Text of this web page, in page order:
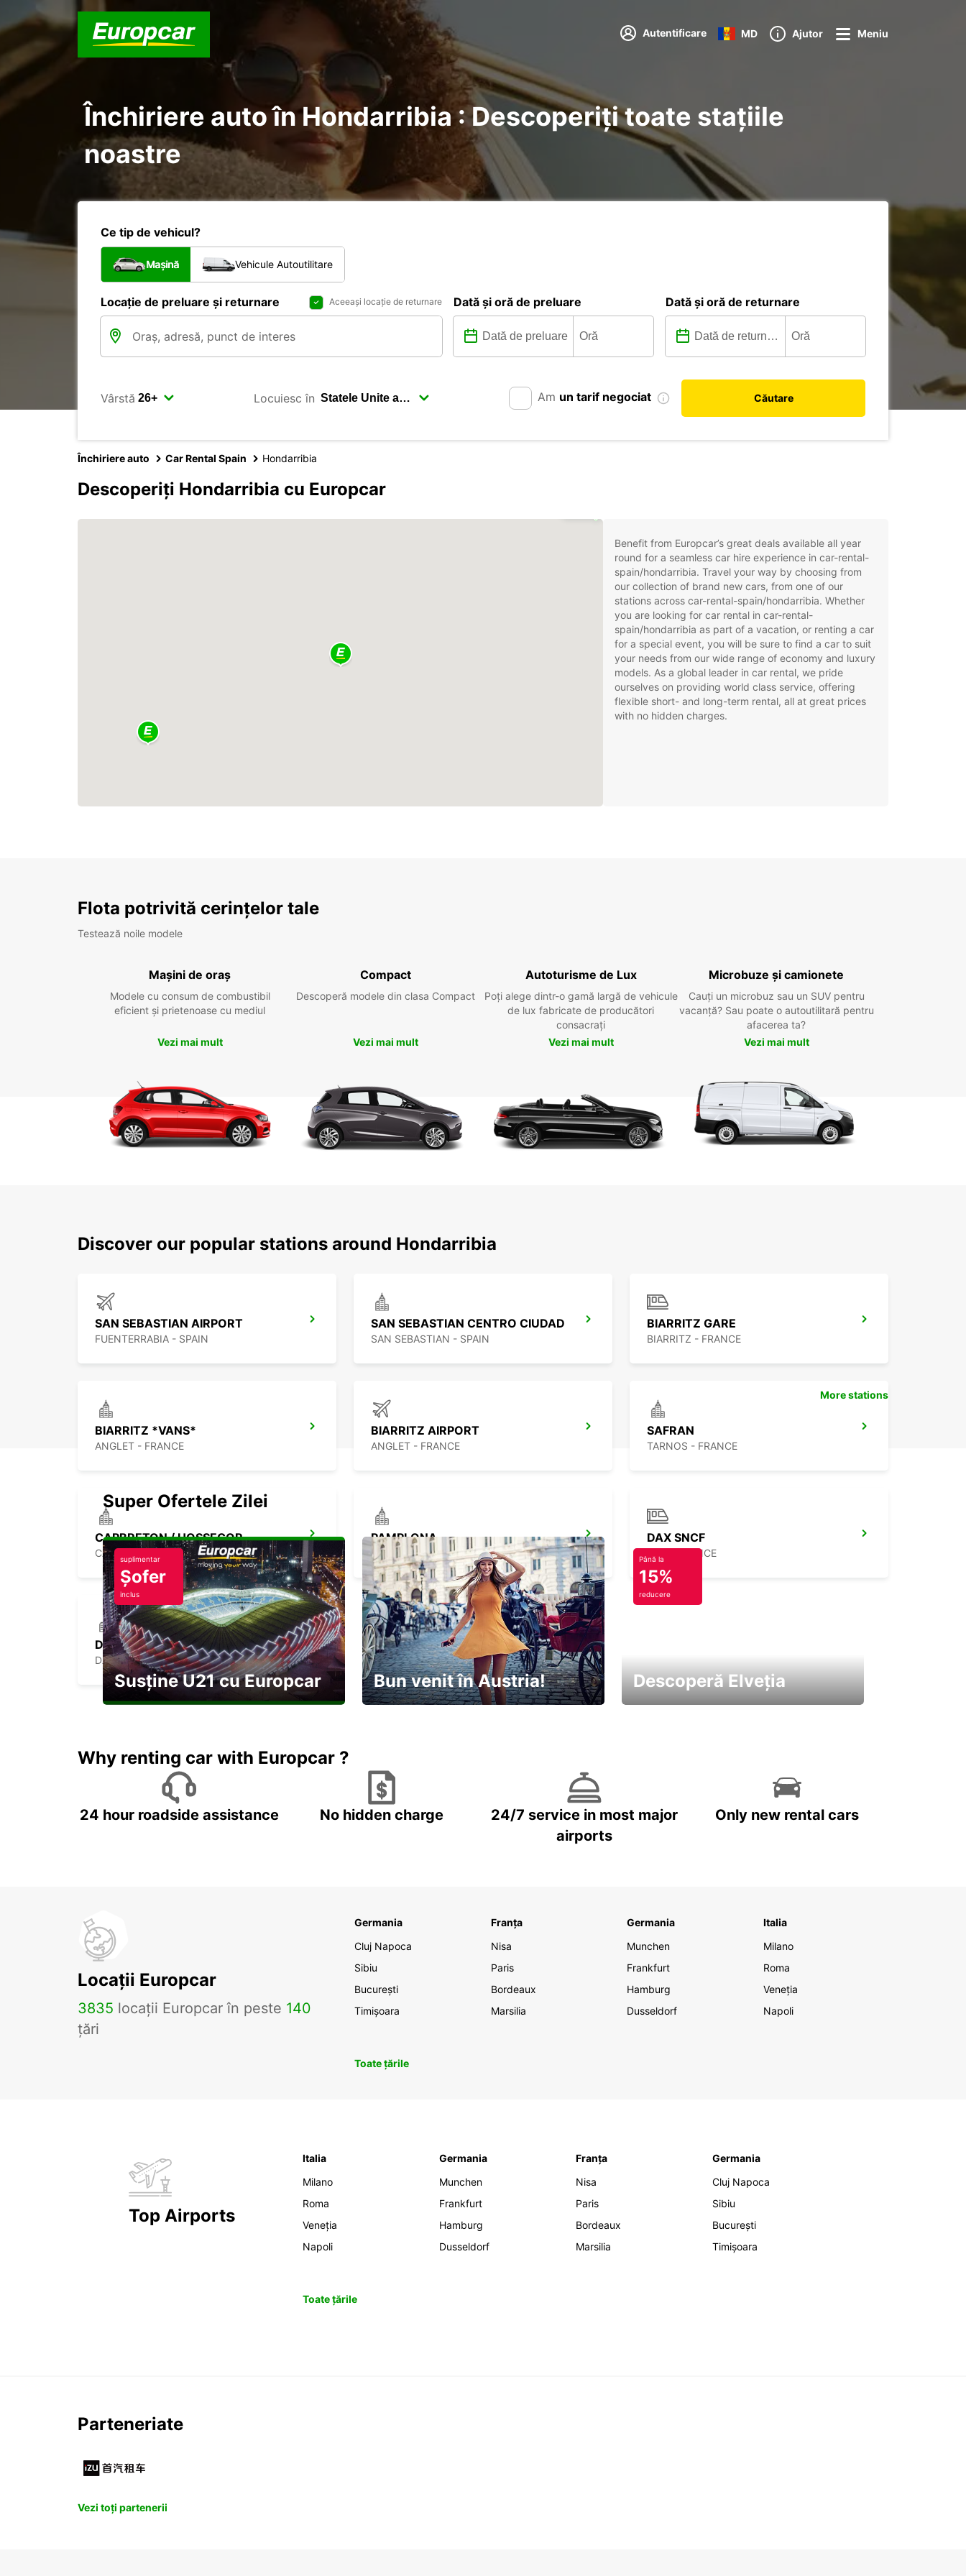
Autentificare MD Ajutor Meniu
Închiriere auto în Hondarribia : Descoperiți toate stațiile
noastre
Ce tip de vehicul?
Mașină Vehicule Autoutilitare
Locație de preluare și returnare Aceeași locație de returnare Dată și oră de preluare Dată și oră de returnare
Vârstă Locuiesc în Am un tarif negociat Căutare
Închiriere auto Car Rental Spain Hondarribia
Descoperiți Hondarribia cu Europcar
Benefit from Europcar’s great deals available all year
round for a seamless car hire experience in car-rental-
spain/hondarribia. Travel your way by choosing from
our collection of brand new cars, from one of our
stations across car-rental-spain/hondarribia. Whether
you are looking for car rental in car-rental-
spain/hondarribia as part of a vacation, or renting a car
for a special event, you will be sure to find a car to suit
your needs from our wide range of economy and luxury
models. As a global leader in car rental, we pride
ourselves on providing world class service, offering
flexible short- and long-term rental, all at great prices
with no hidden charges.
Flota potrivită cerințelor tale
Testează noile modele
Mașini de oraș
Modele cu consum de combustibil
eficient și prietenoase cu mediul
Vezi mai mult
Compact
Descoperă modele din clasa Compact
Vezi mai mult
Autoturisme de Lux
Poți alege dintr-o gamă largă de vehicule
de lux fabricate de producători
consacrați
Vezi mai mult
Microbuze și camionete
Cauți un microbuz sau un SUV pentru
vacanță? Sau poate o autoutilitară pentru
afacerea ta?
Vezi mai mult
Discover our popular stations around Hondarribia
SAN SEBASTIAN AIRPORT
FUENTERRABIA - SPAIN
SAN SEBASTIAN CENTRO CIUDAD
SAN SEBASTIAN - SPAIN
BIARRITZ GARE
BIARRITZ - FRANCE
BIARRITZ *VANS*
ANGLET - FRANCE
BIARRITZ AIRPORT
ANGLET - FRANCE
SAFRAN
TARNOS - FRANCE
CAPBRETON / HOSSEGOR
CAPBRETON - FRANCE
PAMPLONA
PAMPLONA - SPAIN
DAX SNCF
DAX - FRANCE
DAX DT
DAX - FRANCE
More stations
Super Ofertele Zilei
suplimentar
Șofer
inclus
Susține U21 cu Europcar Bun venit în Austria!
Până la
15%
reducere
Descoperă Elveția
Why renting car with Europcar ?
24 hour roadside assistance No hidden charge
24/7 service in most major
airports
Only new rental cars
Locații Europcar
3835 locații Europcar în peste 140
țări
Germania
Cluj Napoca
Sibiu
București
Timișoara
Franța
Nisa
Paris
Bordeaux
Marsilia
Germania
Munchen
Frankfurt
Hamburg
Dusseldorf
Italia
Milano
Roma
Veneția
Napoli
Toate țările
Top Airports
Italia
Milano
Roma
Veneția
Napoli
Germania
Munchen
Frankfurt
Hamburg
Dusseldorf
Franța
Nisa
Paris
Bordeaux
Marsilia
Germania
Cluj Napoca
Sibiu
București
Timișoara
Toate țările
Parteneriate
Vezi toți partenerii